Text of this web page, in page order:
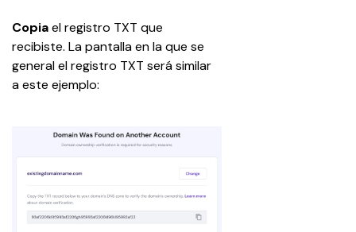
Copia el registro TXT que
recibiste. La pantalla en la que se
general el registro TXT será similar
a este ejemplo: